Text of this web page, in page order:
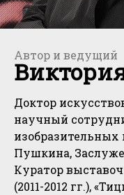
Автор и ведущий
Доктор
научный
Пушкина,
Куратор
(2011-2012 гг.),